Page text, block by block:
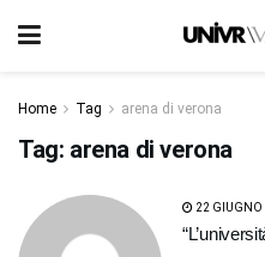
Home Tag arena di verona
Tag: arena di verona
22 GIUGNO